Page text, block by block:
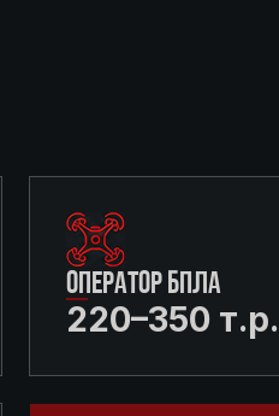
ОПЕРАТОР БПЛА
220–350 т.р.